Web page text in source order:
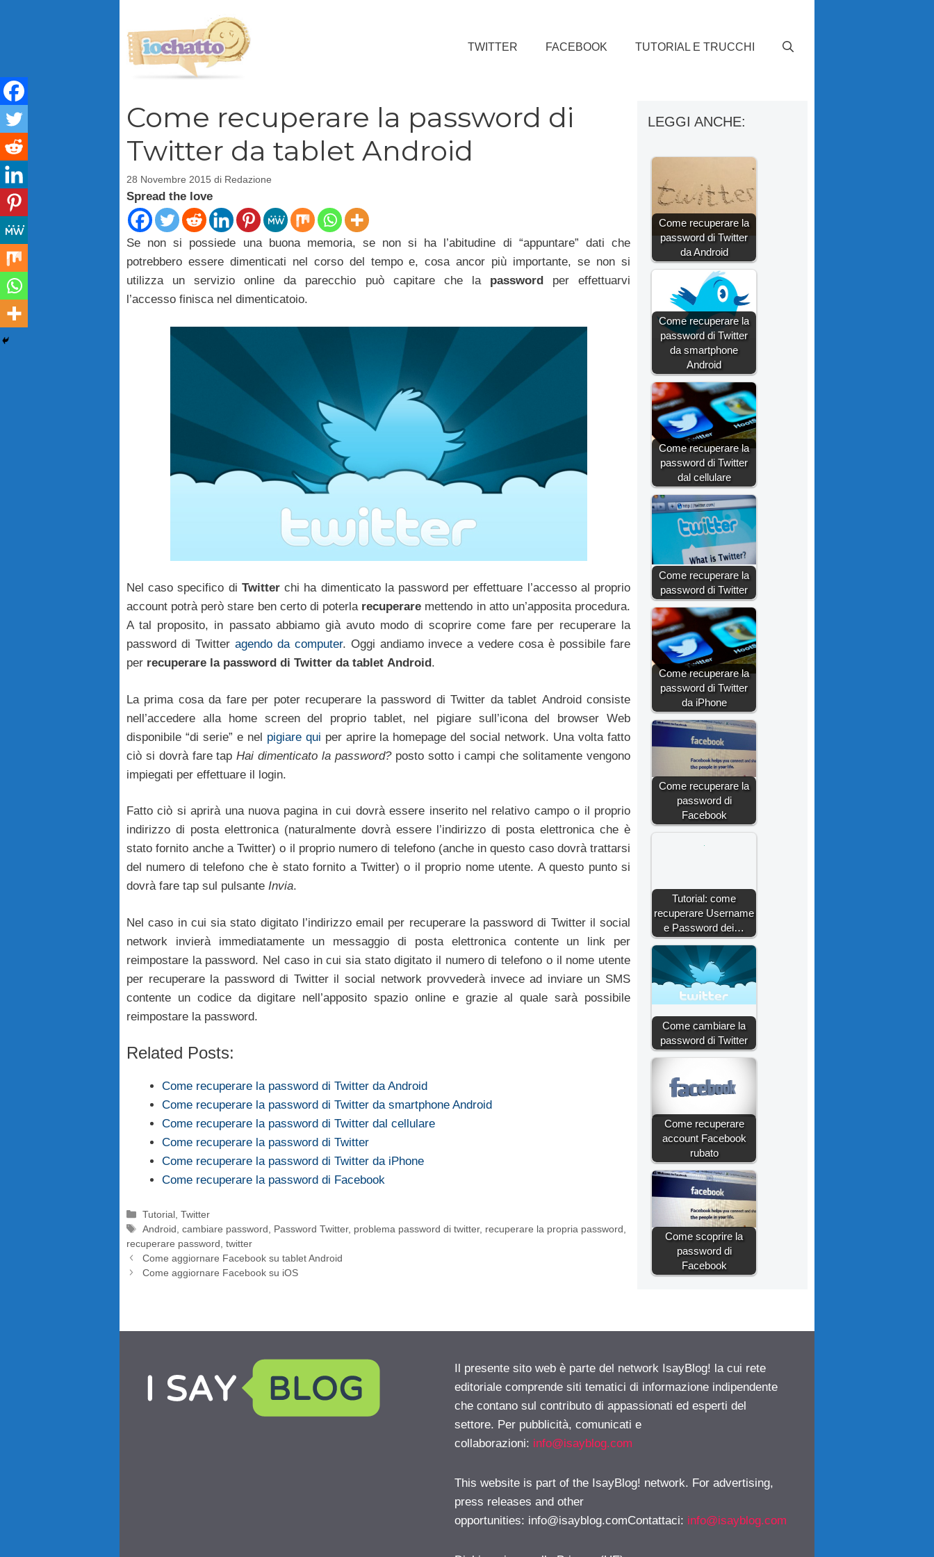
TWITTER FACEBOOK TUTORIAL E TRUCCHI
Come recuperare la password di
Twitter da tablet Android
28 Novembre 2015 di Redazione
Spread the love
Se non si possiede una buona memoria, se non si ha l’abitudine di “appuntare” dati che
potrebbero essere dimenticati nel corso del tempo e, cosa ancor più importante, se non si
utilizza un servizio online da parecchio può capitare che la password
per effettuarvi
l’accesso finisca nel dimenticatoio.
Nel caso specifico di Twitterchi ha dimenticato la password per effettuare l’accesso al proprio
account potrà però stare ben certo di poterla recuperare mettendo in atto un’apposita procedura.
A tal proposito, in passato abbiamo già avuto modo di scoprire come fare per recuperare la
password di Twitter agendo da computer. Oggi andiamo invece a vedere cosa è possibile fare
per recuperare la password di Twitter da tablet Android .
La prima cosa da fare per poter recuperare la password di Twitter da tablet Android consiste
nell’accedere alla home screen del proprio tablet, nel pigiare sull’icona del browser Web
disponibile “di serie” e nel pigiare qui per aprire la homepage del social network. Una volta fatto
ciò si dovrà fare tapHai dimenticato la password?posto sotto i campi che solitamente vengono
impiegati per effettuare il login.
Fatto ciò si aprirà una nuova pagina in cui dovrà essere inserito nel relativo campo o il proprio
indirizzo di posta elettronica (naturalmente dovrà essere l’indirizzo di posta elettronica che è
stato fornito anche a Twitter) o il proprio numero di telefono (anche in questo caso dovrà trattarsi
del numero di telefono che è stato fornito a Twitter) o il proprio nome utente. A questo punto si
dovrà fare tap sul pulsante Invia.
Nel caso in cui sia stato digitato l’indirizzo email per recuperare la password di Twitter il social
network invierà immediatamente un messaggio di posta elettronica contente un link per
reimpostare la password. Nel caso in cui sia stato digitato il numero di telefono o il nome utente
per recuperare la password di Twitter il social network provvederà invece ad inviare un SMS
contente un codice da digitare nell’apposito spazio online e grazie al quale sarà possibile
reimpostare la password.
Related Posts:
Come recuperare la password di Twitter da Android
Come recuperare la password di Twitter da smartphone Android
Come recuperare la password di Twitter dal cellulare
Come recuperare la password di Twitter
Come recuperare la password di Twitter da iPhone
Come recuperare la password di Facebook
Categorie
Tutorial ,Twitter
Tag
Android ,cambiare password Password Twitter, problema password di twitter, recuperare la propria password
recuperare password twitter
Come aggiornare Facebook su tablet Android
Come aggiornare Facebook su iOS
LEGGI ANCHE:
Come recuperare la
password di Twitter
da Android
Come recuperare la
password di Twitter
da smartphone
Android
Come recuperare la
password di Twitter
dal cellulare
Come recuperare la
password di Twitter
Come recuperare la
password di Twitter
da iPhone
Come recuperare la
password di
Facebook
Tutorial: come
recuperare Username
e Password dei…
Come cambiare la
password di Twitter
Come recuperare
account Facebook
rubato
Come scoprire la
password di
Facebook
Il presente sito web è parte del network IsayBlog! la cui rete
editoriale comprende siti tematici di informazione indipendente
che contano sul contributo di appassionati ed esperti del
settore. Per pubblicità, comunicati e
collaborazioni: info@isayblog.com
This website is part of the IsayBlog! network. For advertising,
press releases and other
opportunities: info@isayblog.comContattaci: info@isayblog.com